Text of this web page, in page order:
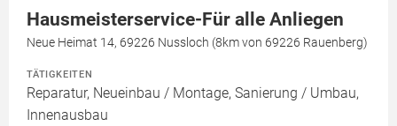
Hausmeisterservice-Für alle Anliegen
Neue Heimat 14, 69226 Nussloch (8km von 69226 Rauenberg)
TÄTIGKEITEN
Reparatur, Neueinbau / Montage, Sanierung / Umbau,
Innenausbau